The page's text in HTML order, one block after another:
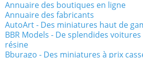
Annuaire des boutiques en ligne
Annuaire des fabricants
AutoArt - Des miniatures haut de
BBR Models - De splendides
résine
Bburago - Des miniatures à prix